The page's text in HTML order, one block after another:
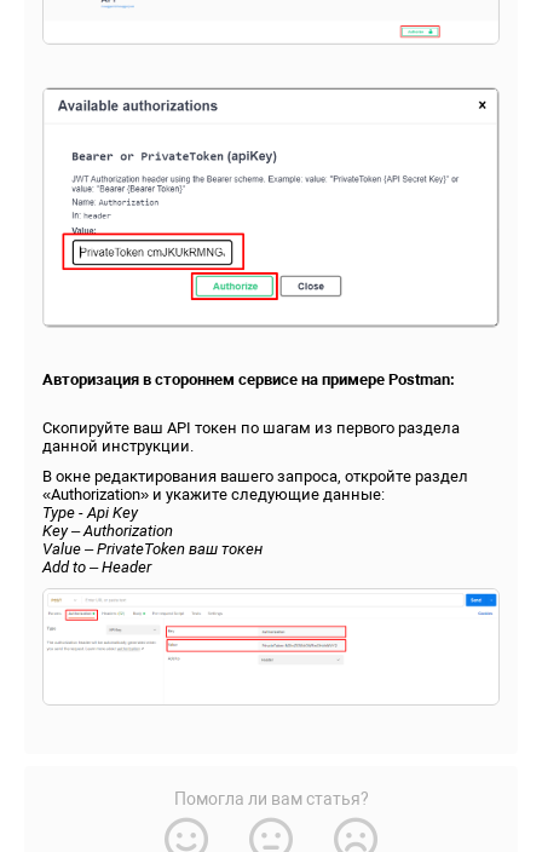
Авторизация в стороннем сервисе на примере Postman:
Скопируйте ваш API токен по шагам из первого раздела
данной инструкции.
В окне редактирования вашего запроса, откройте раздел
«Authorization» и укажите следующие данные:
Type - Api Key
Key– Authorization
Value –PrivateToken ваш токен
Add to –Header
Помогла ли вам статья?